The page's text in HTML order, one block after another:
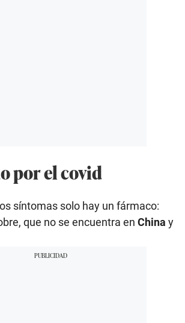
por el covid
síntomas solo hay un fármaco:
que no se encuentra en China y